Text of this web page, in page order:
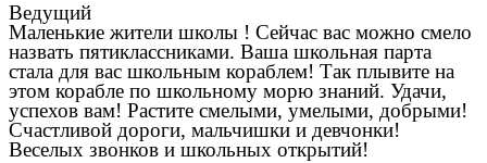
Ведущий
Маленькие жители школы ! Сейчас вас можно смело
назвать пятиклассниками. Ваша школьная парта
стала для вас школьным кораблем! Так плывите на
этом корабле по школьному морю знаний. Удачи,
успехов вам! Растите смелыми, умелыми, добрыми!
Счастливой дороги, мальчишки и девчонки!
Веселых звонков и школьных открытий!